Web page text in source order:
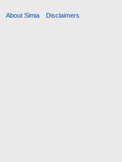
About Simia Disclaimers